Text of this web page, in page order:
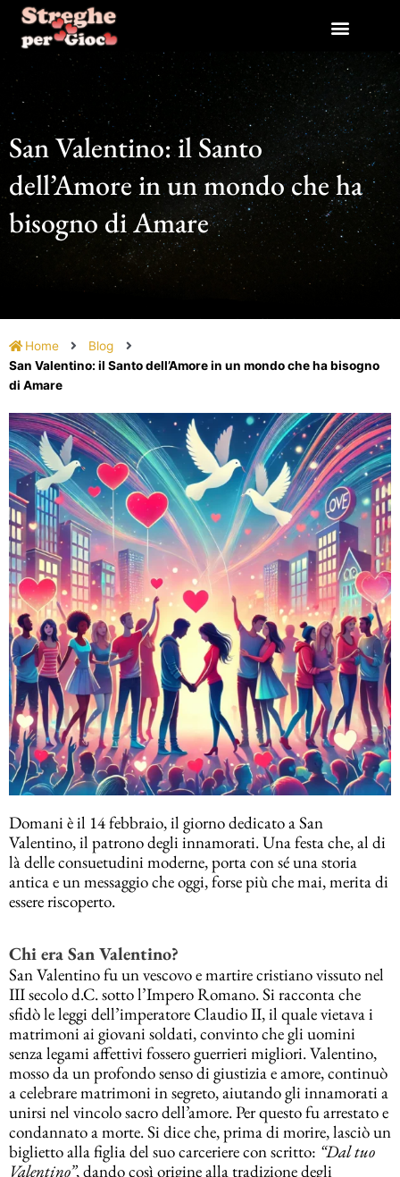
contenuto
San Valentino: il Santo
dell’Amore in un mondo che ha
bisogno di Amare
Home
Blog
San Valentino: il Santo dell’Amore in un mondo che ha bisogno
di Amare
Domani è il 14 febbraio, il giorno dedicato a San
Valentino, il patrono degli innamorati. Una festa che, al di
là delle consuetudini moderne, porta con sé una storia
antica e un messaggio che oggi, forse più che mai, merita di
essere riscoperto.
Chi era San Valentino?
San Valentino fu un vescovo e martire cristiano vissuto nel
III secolo d.C. sotto l’Impero Romano. Si racconta che
sfidò le leggi dell’imperatore Claudio II, il quale vietava i
matrimoni ai giovani soldati, convinto che gli uomini
senza legami affettivi fossero guerrieri migliori. Valentino,
mosso da un profondo senso di giustizia e amore, continuò
a celebrare matrimoni in segreto, aiutando gli innamorati a
unirsi nel vincolo sacro dell’amore. Per questo fu arrestato e
condannato a morte. Si dice che, prima di morire, lasciò un
biglietto alla figlia del suo carceriere con scritto: “Dal tuo
Valentino”, dando così origine alla tradizione degli